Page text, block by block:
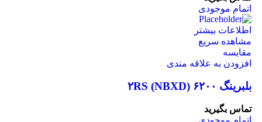
اتمام موجودی
اطلاعات بیشتر
مشاهده سریع
مقایسه
افزودن به علاقه مندی
بلبرینگ ۶۲۰۰ ۲RS (NBXD)
تماس بگیرید